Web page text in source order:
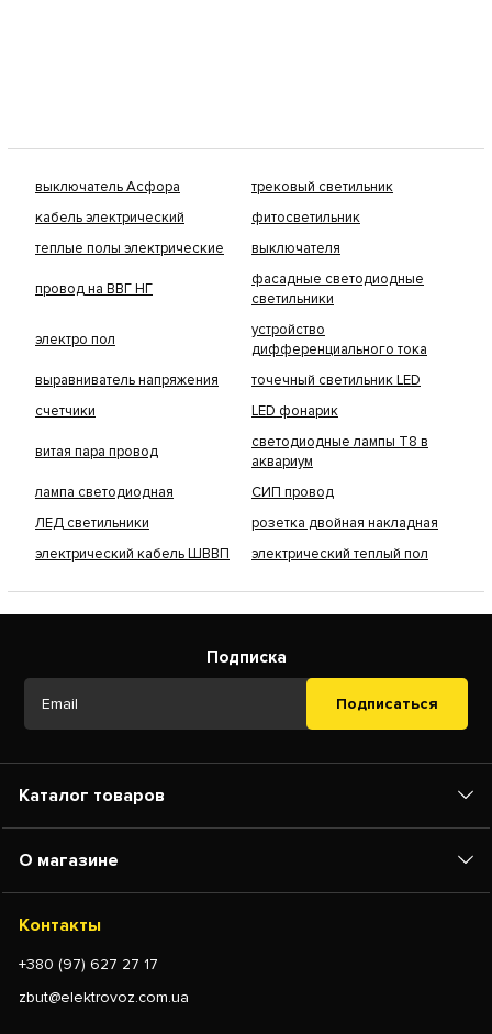
выключатель Асфора
трековый светильник
кабель электрический
фитосветильник
теплые полы электрические
выключателя
провод на ВВГ НГ
фасадные светодиодные
светильники
электро пол
устройство
дифференциального тока
выравниватель напряжения
точечный светильник LED
счетчики
LED фонарик
витая пара провод
светодиодные лампы Т8 в
аквариум
лампа светодиодная
СИП провод
ЛЕД светильники
розетка двойная накладная
электрический кабель ШВВП
электрический теплый пол
Подписка
Подписаться
Каталог товаров
О магазине
Контакты
+380 (97) 627 27 17
zbut@elektrovoz.com.ua